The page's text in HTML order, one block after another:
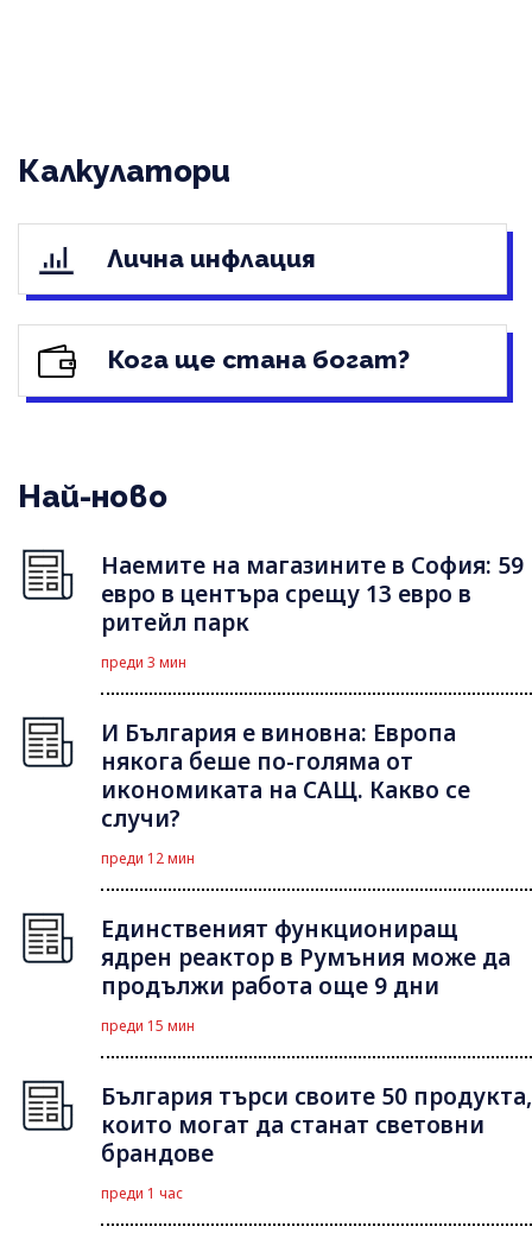
Калкулатори
Лична инфлация
Кога ще стана богат?
Най-ново
Наемите на магазините в София: 59
евро в центъра срещу 13 евро в
ритейл парк
преди 3 мин
И България е виновна: Европа
някога беше по-голяма от
икономиката на САЩ. Какво се
случи?
преди 12 мин
Единственият функциониращ
ядрен реактор в Румъния може да
продължи работа още 9 дни
преди 15 мин
България търси своите 50 продукта,
които могат да станат световни
брандове
преди 1 час